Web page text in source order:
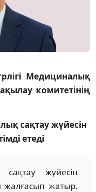
Медициналық
комитетінің
сақтау жүйесін
етеді
сақтау жүйесін
жал­ғасып жатыр.